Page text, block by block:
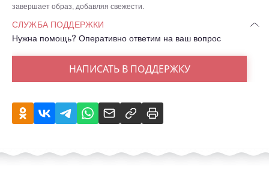
завершает образ, добавляя свежести.
СЛУЖБА ПОДДЕРЖКИ
Нужна помощь? Оперативно ответим на ваш вопрос
НАПИСАТЬ В ПОДДЕРЖКУ